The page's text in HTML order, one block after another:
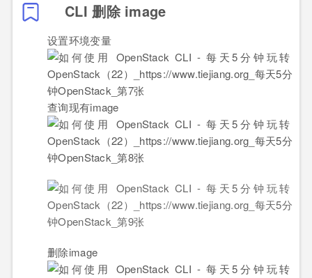
CLI 删除 image
设置环境变量
查询现有image
删除image